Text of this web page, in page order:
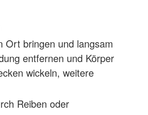
Ort bringen und langsam
entfernen und Körper
wickeln, weitere
Reiben oder